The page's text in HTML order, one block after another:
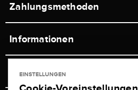
Zahlungsmethoden
Informationen
Ladengeschäft
Service
EINSTELLUNGEN